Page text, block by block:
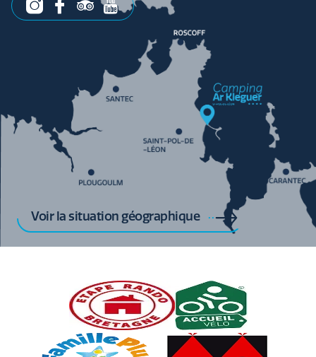
Voir la situation géographique